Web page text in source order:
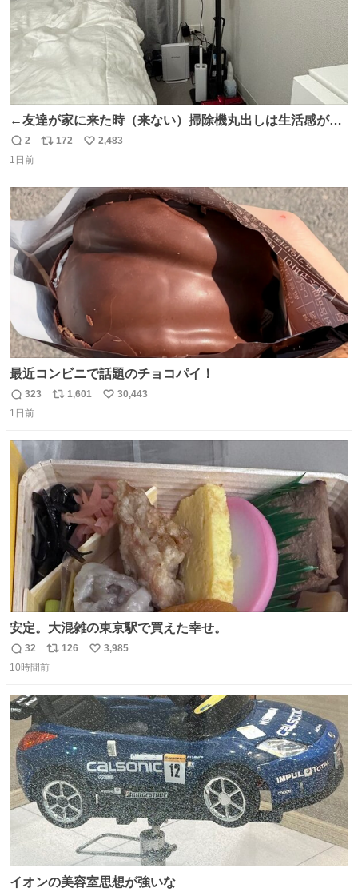
←友達が家に来た時（来ない）掃除機丸出しは生活感が出
てかっこ悪いなぁ →せや
返
信
2
リ
ト
数
172
い
数
2,483
1日前
最近コンビニで話題のチョコパイ！
返
信
323
リ
ト
数
1,601
い
30,443
1日前
安定。大混雑の東京駅で買えた幸せ。
返
信
32
リ
ポ
ト
数
126
い
数
3,985
10時間前
イオンの美容室思想が強いな